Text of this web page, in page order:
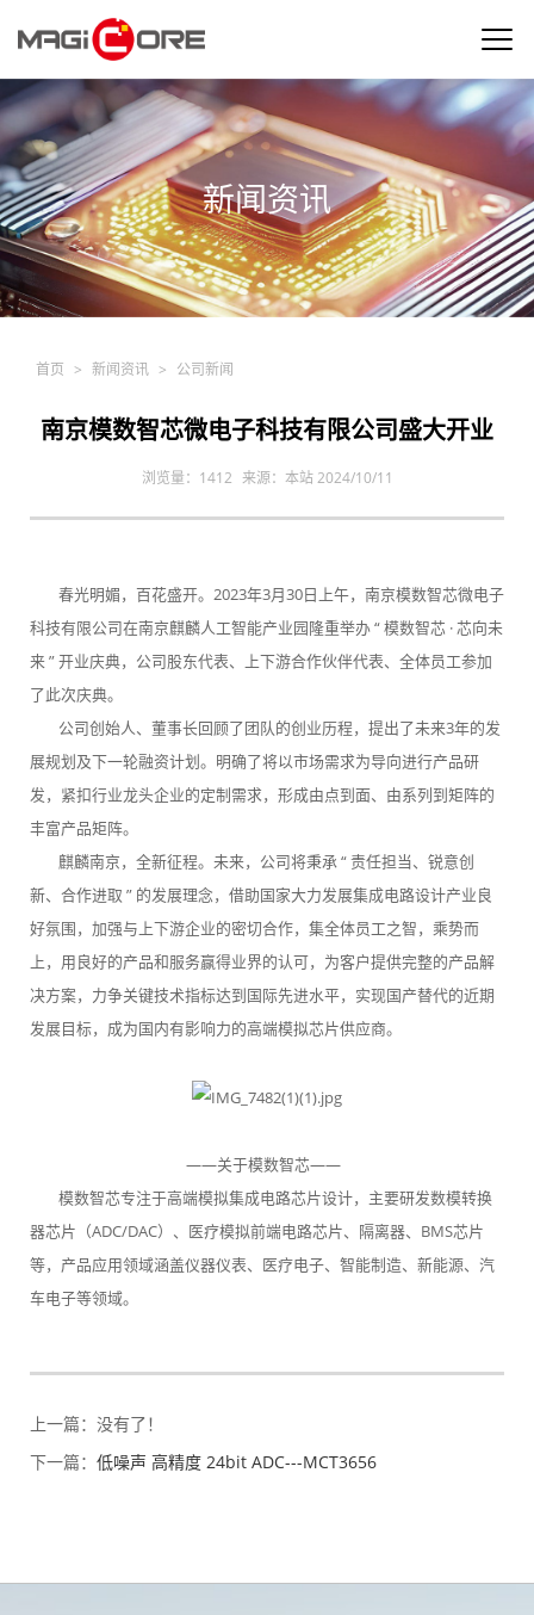
产品中心
行业应用
公司介绍
联系我们
新闻资讯
首页 > 新闻资讯 > 公司新闻
南京模数智芯微电子科技有限公司盛大开业
浏览量： 1412 来源：本站 2024/10/11
春光明媚，百花盛开。2023年3月30日上午，南京模数智芯微电子
科技有限公司在南京麒麟人工智能产业园隆重举办 “ 模数智芯 · 芯向未
来 ” 开业庆典，公司股东代表、上下游合作伙伴代表、全体员工参加
了此次庆典。
公司创始人、董事长回顾了团队的创业历程，提出了未来3年的发
展规划及下一轮融资计划。明确了将以市场需求为导向进行产品研
发，紧扣行业龙头企业的定制需求，形成由点到面、由系列到矩阵的
丰富产品矩阵。
麒麟南京，全新征程。未来，公司将秉承 “ 责任担当、锐意创
新、合作进取 ” 的发展理念，借助国家大力发展集成电路设计产业良
好氛围，加强与上下游企业的密切合作，集全体员工之智，乘势而
上，用良好的产品和服务赢得业界的认可，为客户提供完整的产品解
决方案，力争关键技术指标达到国际先进水平，实现国产替代的近期
发展目标，成为国内有影响力的高端模拟芯片供应商。
——关于模数智芯——
模数智芯专注于高端模拟集成电路芯片设计，主要研发数模转换
器芯片（ADC/DAC）、医疗模拟前端电路芯片、隔离器、BMS芯片
等，产品应用领域涵盖仪器仪表、医疗电子、智能制造、新能源、汽
车电子等领域。
上一篇： 没有了！
下一篇： 低噪声 高精度 24bit ADC---MCT3656